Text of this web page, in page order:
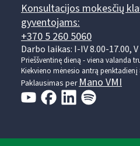
Konsultacijos mokesčių
gyventojams:
+370 5 260 5060
Darbo laikas: I-IV 8.00-17.00, V
Prieššventinę dieną - viena valanda
Kiekvieno mėnesio antrą penktadienį
Paklausimas per Mano VMI